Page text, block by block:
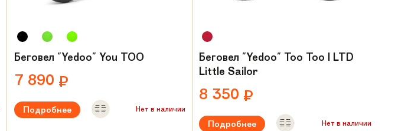
Беговел "Yedoo" You TOO
7 890 ₽
Подробнее Нет в наличии
Беговел "Yedoo" Too Too I LTD
Little Sailor
8 350 ₽
Подробнее Нет в наличии